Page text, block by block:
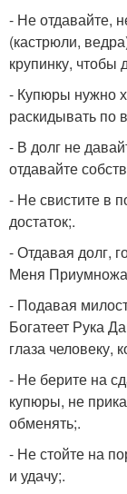
- Не отдавайте,
(кастрюли,
крупинку, чтобы
- Купюры нужно
раскидывать по
- В долг не
отдавайте
- Не свистите в
достаток;.
- Отдавая долг,
Меня
- Подавая
Богатеет Рука
глаза человеку,
- Не берите на
купюры, не
обменять;.
- Не стойте на
и удачу;.